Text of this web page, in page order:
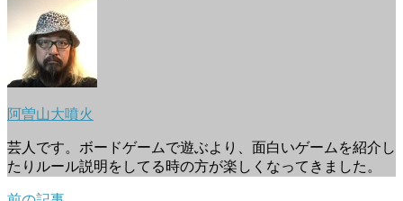
阿曽山大噴火
芸人です。ボードゲームで遊ぶより、面白いゲームを紹介し
たりルール説明をしてる時の方が楽しくなってきました。